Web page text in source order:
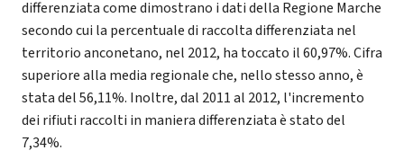
differenziata come dimostrano i dati della Regione Marche
secondo cui la percentuale di raccolta differenziata nel
territorio anconetano, nel 2012, ha toccato il 60,97%. Cifra
superiore alla media regionale che, nello stesso anno, è
stata del 56,11%. Inoltre, dal 2011 al 2012, l'incremento
dei rifiuti raccolti in maniera differenziata è stato del
7,34%.